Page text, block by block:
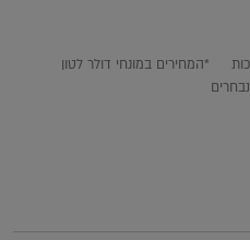
*המחירים במונחי דולר לטון